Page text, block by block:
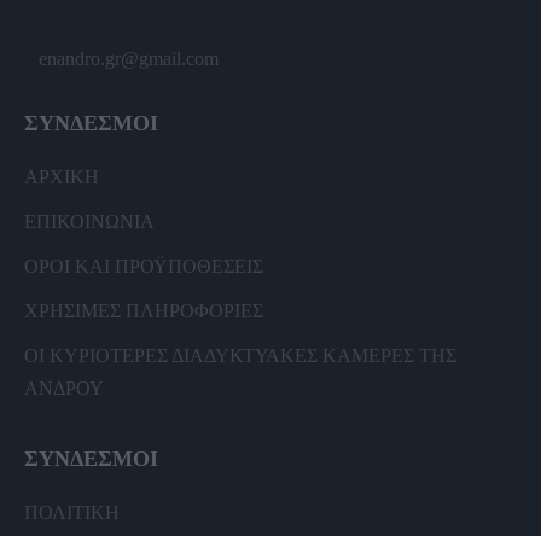
enandro.gr@gmail.com
ΣΥΝΔΕΣΜΟΙ
ΑΡΧΙΚΗ
ΕΠΙΚΟΙΝΩΝΙΑ
ΟΡΟΙ ΚΑΙ ΠΡΟΫΠΟΘΕΣΕΙΣ
ΧΡΗΣΙΜΕΣ ΠΛΗΡΟΦΟΡΙΕΣ
ΟΙ ΚΥΡΙΟΤΕΡΕΣ ΔΙΑΔΥΚΤΥΑΚΕΣ ΚΑΜΕΡΕΣ ΤΗΣ
ΑΝΔΡΟΥ
ΣΥΝΔΕΣΜΟΙ
ΠΟΛΙΤΙΚΗ